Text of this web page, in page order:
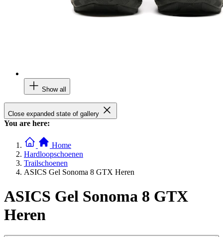
Show all
Close expanded state of gallery
You are here:
Home
Hardloopschoenen
Trailschoenen
ASICS Gel Sonoma 8 GTX Heren
ASICS Gel Sonoma 8 GTX
Heren